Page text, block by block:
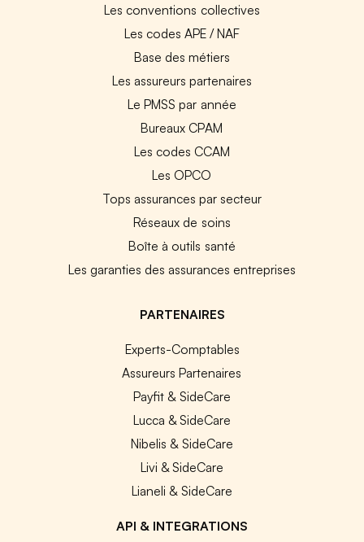
Les conventions collectives
Les codes APE / NAF
Base des métiers
Les assureurs partenaires
Le PMSS par année
Bureaux CPAM
Les codes CCAM
Les OPCO
Tops assurances par secteur
Réseaux de soins
Boîte à outils santé
Les garanties des assurances entreprises
PARTENAIRES
Experts-Comptables
Assureurs Partenaires
Payfit & SideCare
Lucca & SideCare
Nibelis & SideCare
Livi & SideCare
Lianeli & SideCare
API & INTEGRATIONS